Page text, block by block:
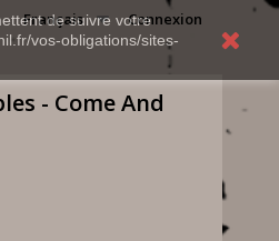
de suivre votre
vos-obligations/sites-
Connexion
Français
- Come And